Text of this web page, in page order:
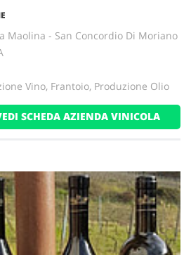
Maolina - San Concordio Di Moriano
Vino, Frantoio, Produzione Olio
SCHEDA AZIENDA VINICOLA